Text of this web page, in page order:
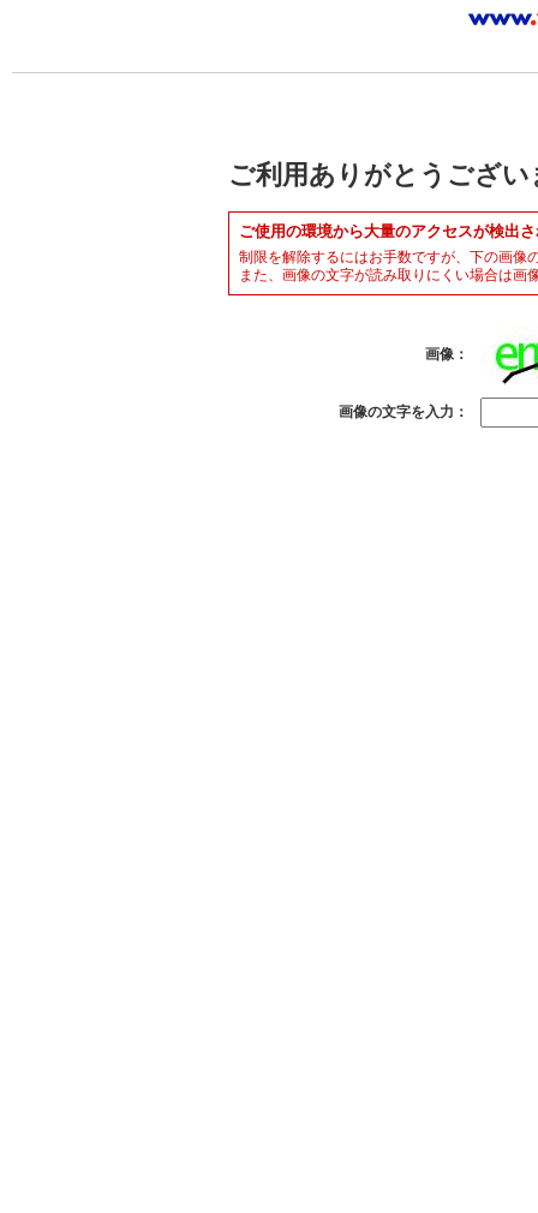
ご利用ありがとうござい
ご使用の環境から大量のアクセスが検出
制限を解除するにはお手数ですが、下の画像
また、画像の文字が読み取りにくい場合は画
画像：
画像の文字を入力：